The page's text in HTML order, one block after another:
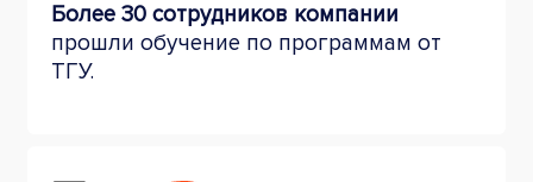
Более 30 сотрудников компании
прошли обучение по программам от
ТГУ.